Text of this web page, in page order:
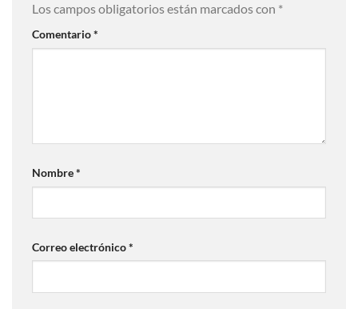
Los campos obligatorios están marcados con *
Comentario*
Nombre*
Correo electrónico*